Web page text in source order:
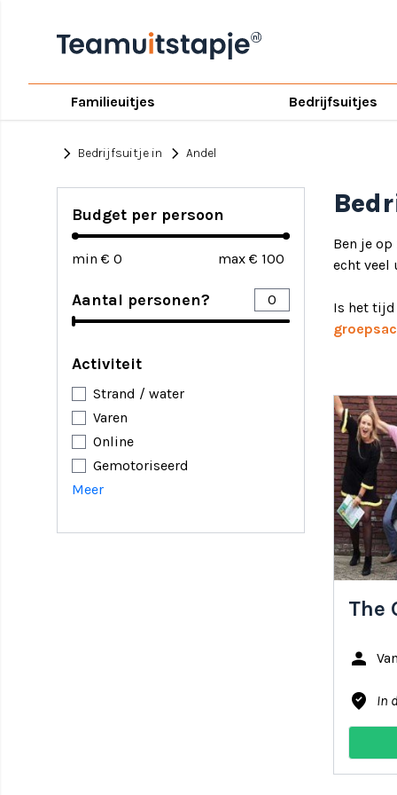
Familieuitjes Bedrijfsuitjes
chevron_right Bedrijfsuitje in chevron_right Andel
Budget per persoon
min € max €
Aantal personen?
Activiteit
Strand / water
Varen
Online
Gemotoriseerd
Meer
Ben je op
echt veel
Is het tijd
The
person
where_to_vote In